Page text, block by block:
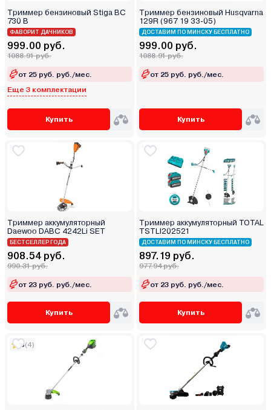
Триммер бензиновый Stiga BC
730 B
ФАВОРИТ ДАЧНИКОВ
999.00 руб.
1088.91 руб.
от 25 руб. руб./мес.
Еще 3 комплектации
Купить
Триммер бензиновый Husqvarna
129R (967 19 33-05)
ДОСТАВИМ ПО МИНСКУ БЕСПЛАТНО
999.00 руб.
1088.91 руб.
от 25 руб. руб./мес.
Купить
Триммер аккумуляторный
Daewoo DABC 4242Li SET
БЕСТСЕЛЛЕР ГОДА
908.54 руб.
990.31 руб.
от 23 руб. руб./мес.
Купить
Триммер аккумуляторный TOTAL
TSTLI202521
ДОСТАВИМ ПО МИНСКУ БЕСПЛАТНО
897.19 руб.
977.94 руб.
от 23 руб. руб./мес.
Купить
5(4)